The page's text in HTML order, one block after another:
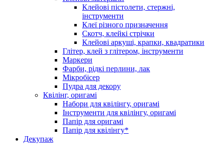
Клейові пістолети, стержні,
інструменти
Клеї різного призначення
Скотч, клейкі стрічки
Клейові аркуші, крапки, квадратики
Глітер, клей з глітером, інструменти
Маркери
Фарби, рідкі перлини, лак
Мікробісер
Пудра для декору
Квілінг, оригамі
Набори для квілінгу, оригамі
Інструменти для квілінгу, оригамі
Папір для оригамі
Папір для квілінгу*
Декупаж